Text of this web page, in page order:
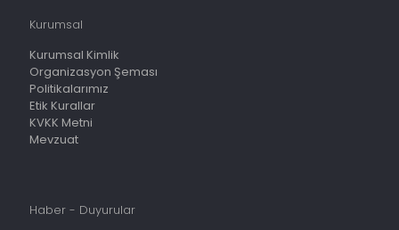
Kurumsal
Kurumsal Kimlik
Organizasyon Şeması
Politikalarımız
Etik Kurallar
KVKK Metni
Mevzuat
Haber - Duyurular